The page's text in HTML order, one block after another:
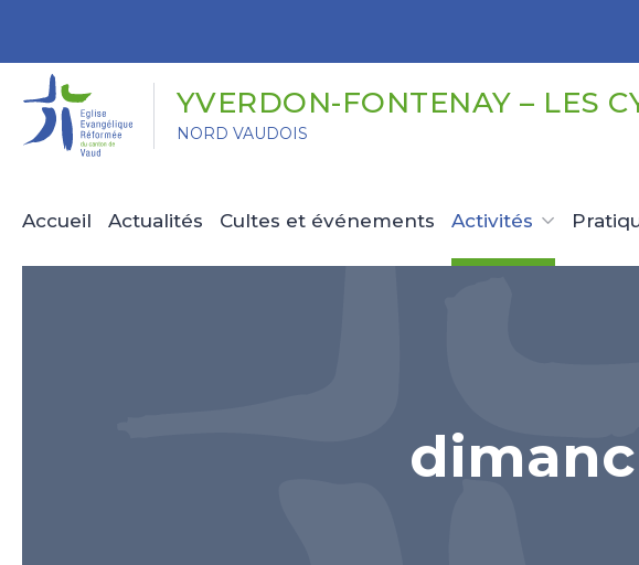
YVERDON-FONTENAY – LES
NORD VAUDOIS
Accueil Actualités Cultes et événements Activités